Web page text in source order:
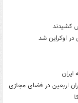
کشیدند
اوکراین شد
اربعین در فضای مجازی